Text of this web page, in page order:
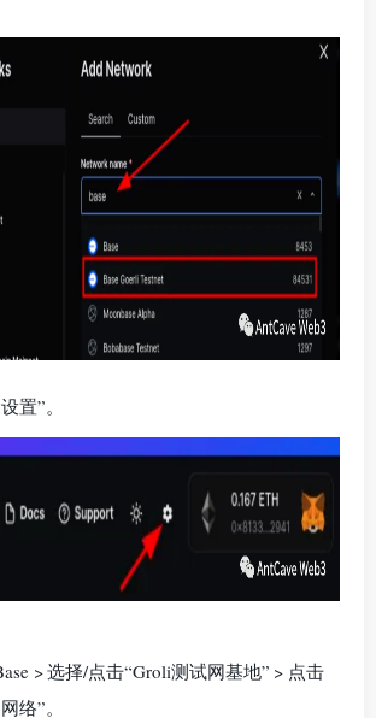
置”。
> 选择/点击“Groli测试网基地” > 点击
络”。